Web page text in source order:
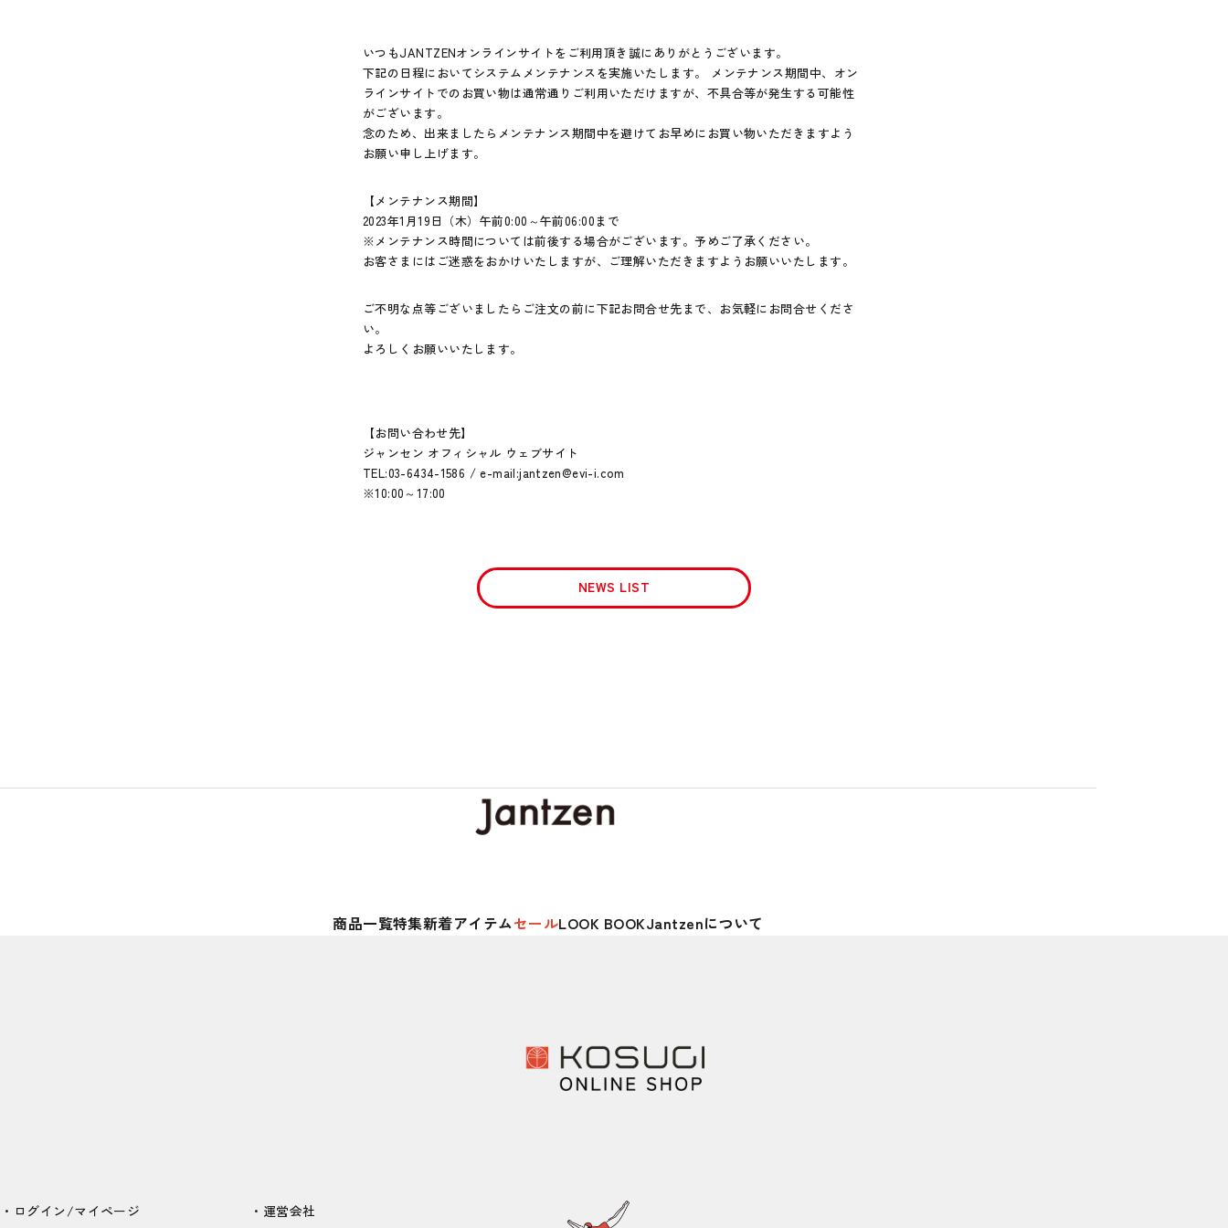
いつもJANTZENオンラインサイトをご利用頂き誠にありがとうございます。
下記の日程においてシステムメンテナンスを実施いたします。 メンテナンス期間中、オン
ラインサイトでのお買い物は通常通りご利用いただけますが、不具合等が発生する可能性
がございます。
念のため、出来ましたらメンテナンス期間中を避けてお早めにお買い物いただきますよう
お願い申し上げます。
【メンテナンス期間】
2023年1月19日（木）午前0:00～午前06:00まで
※メンテナンス時間については前後する場合がございます。予めご了承ください。
お客さまにはご迷惑をおかけいたしますが、ご理解いただきますようお願いいたします。
ご不明な点等ございましたらご注文の前に下記お問合せ先まで、お気軽にお問合せくださ
い。
よろしくお願いいたします。
【お問い合わせ先】
ジャンセン オフィシャル ウェブサイト
TEL:03-6434-1586 / e-mail:jantzen@evi-i.com
※10:00～17:00
NEWS LIST
商品一覧特集新着アイテムセールLOOK BOOKJantzenについて
ログイン/マイページ
運営会社